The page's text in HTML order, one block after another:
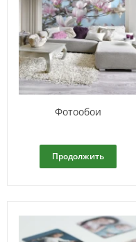
Фотообои
Продолжить